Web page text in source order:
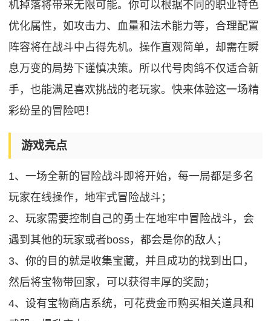
机掉落将带来无限可能。你可以根据不同的职业特色
优化属性，如攻击力、血量和法术能力等，合理配置
阵容将在战斗中占得先机。操作直观简单，却需在瞬
息万变的局势下谨慎决策。所以代号肉鸽不仅适合新
手，也能满足喜欢挑战的老玩家。快来体验这一场精
彩纷呈的冒险吧！
游戏亮点
1、一场全新的冒险战斗即将开始，每一局都是多名
玩家在线操作，地牢式冒险战斗；
2、玩家需要控制自己的勇士在地牢中冒险战斗，会
遇到其他的玩家或者boss，都会是你的敌人；
3、你的目的就是收集宝藏，并且成功的找到出口，
然后将宝物带回家，可以获得丰厚的奖励；
4、设有宝物商店系统，可花费金币购买相关道具和